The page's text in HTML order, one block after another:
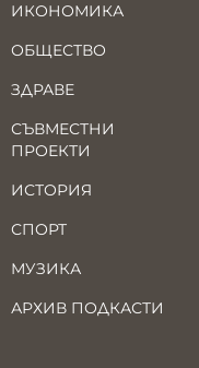
ИКОНОМИКА
ОБЩЕСТВО
ЗДРАВЕ
СЪВМЕСТНИ
ПРОЕКТИ
ИСТОРИЯ
СПОРТ
МУЗИКА
АРХИВ ПОДКАСТИ